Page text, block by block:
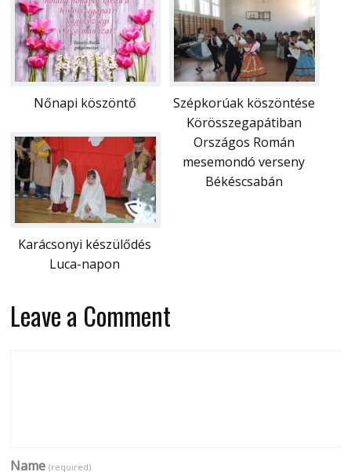
Nőnapi köszöntő
Szépkorúak köszöntése
Körösszegapátiban
Karácsonyi készülődés
Luca-napon
Országos Román
mesemondó verseny
Békéscsabán
Leave a Comment
Name(required)